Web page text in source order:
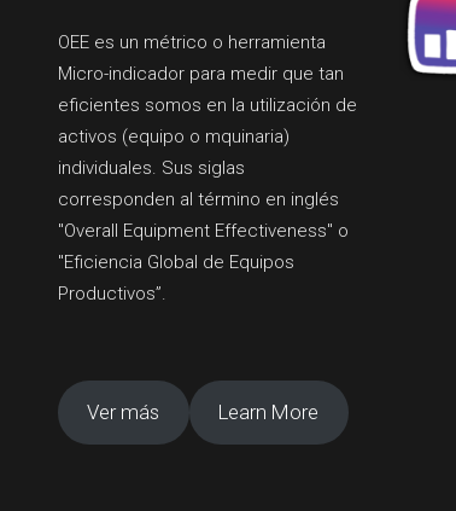
OEE es un métrico o herramienta
Micro-indicador para medir que tan
eficientes somos en la utilización de
activos (equipo o mquinaria)
individuales. Sus siglas
corresponden al término en inglés
"Overall Equipment Effectiveness" o
"Eficiencia Global de Equipos
Productivos”.
Ver más Learn More